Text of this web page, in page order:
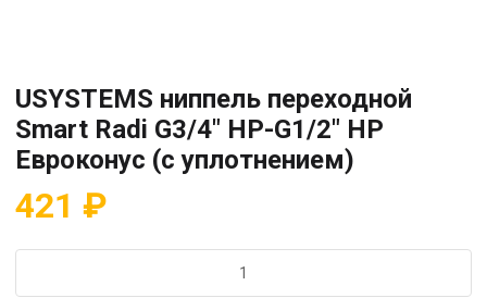
USYSTEMS ниппель переходной
Smart Radi G3/4″ НР-G1/2″ НР
Евроконус (с уплотнением)
421 ₽